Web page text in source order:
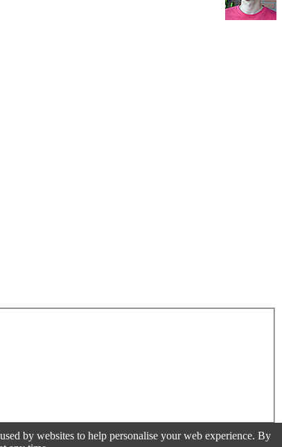
by websites to help personalise your web experience. By